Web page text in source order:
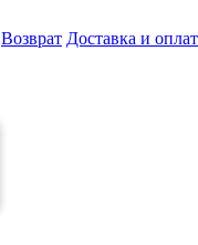
Возврат Доставка и